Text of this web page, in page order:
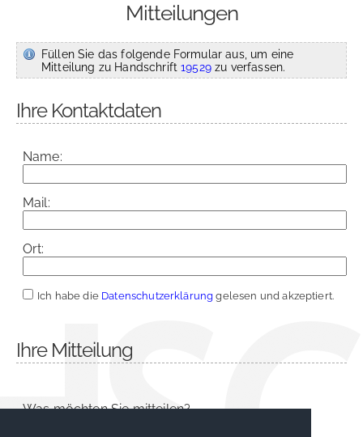
Mitteilungen
Füllen Sie das folgende Formular aus, um eine
Mitteilung zu Handschrift19529zu verfassen.
Ihre Kontaktdaten
Name:
Mail:
Ort:
Ich habe die Datenschutzerklärung gelesen und akzeptiert.
Ihre Mitteilung
Was möchten Sie mitteilen?